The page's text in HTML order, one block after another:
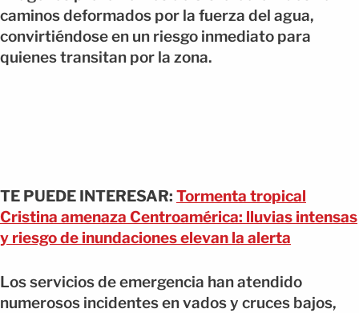
caminos deformados por la fuerza del agua,
convirtiéndose en un riesgo inmediato para
quienes transitan por la zona.
TE PUEDE INTERESAR: Tormenta tropical
Cristina amenaza Centroamérica: lluvias intensas
y riesgo de inundaciones elevan la alerta
Los servicios de emergencia han atendido
numerosos incidentes en vados y cruces bajos,